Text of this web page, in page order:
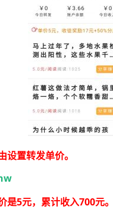
置转发单价。
5元，累计收入700元